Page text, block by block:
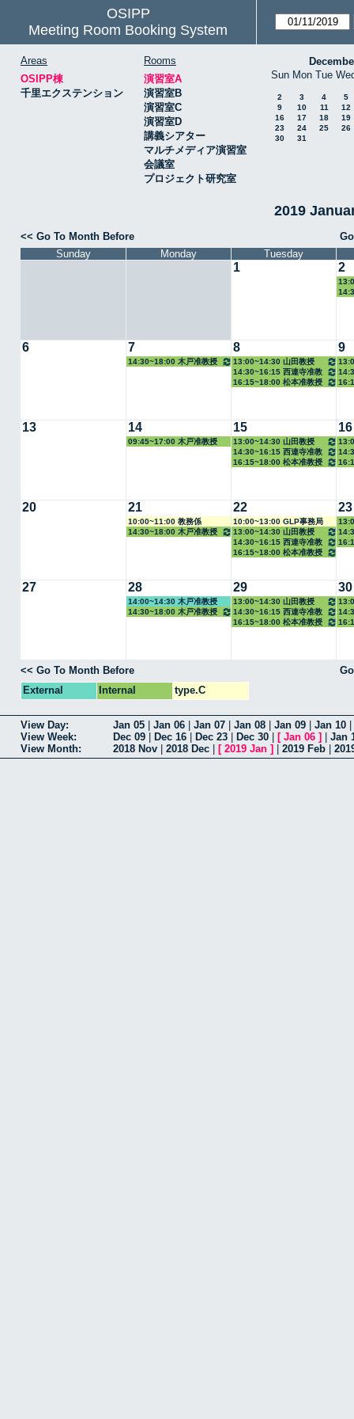
OSIPP
Meeting Room Booking System
Areas
OSIPP棟
千里エクステンション
Rooms
演習室A
演習室B
演習室C
演習室D
講義シアター
マルチメディア演習室
会議室
プロジェクト研究室
Sun Mon Tue
2 3 4
5
9
10 11
12
16
17 18
19
23
24 25
26
30
31
2019
<< Go To Month Before
Sunday
Monday Tuesday
1 2
6 7
14:30~18:00 木戸准教授
8
13:00~14:30 山田教授
14:30~16:15 西連寺准教
授
16:15~18:00 松本准教授
9
13 14
09:45~17:00 木戸准教授
15
13:00~14:30 山田教授
14:30~16:15 西連寺准教
授
16:15~18:00 松本准教授
16
20 21
10:00~11:00 教務係
14:30~18:00 木戸准教授
22
10:00~13:00 GLP事務局
13:00~14:30 山田教授
14:30~16:15 西連寺准教
授
16:15~18:00 松本准教授
23
27 28
14:00~14:30 木戸准教授
14:30~18:00 木戸准教授
29
13:00~14:30 山田教授
14:30~16:15 西連寺准教
授
16:15~18:00 松本准教授
30
<< Go To Month Before
External
Internal type.C
View Day: Jan 05 Jan 06 Jan 07 Jan 08 Jan 09 Jan 10
View Week:
Dec 09 Dec 16 Dec 23 Dec 30 [ Jan 06 ]
Jan
View Month:
2018 Nov 2018 Dec [ 2019 Jan ] 2019 Feb